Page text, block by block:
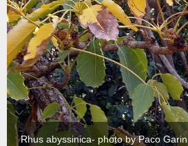
Rhus abyssinica- photo by Paco Garin